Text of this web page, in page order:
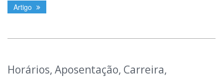
Artigo
Horários, Aposentação, Carreira,